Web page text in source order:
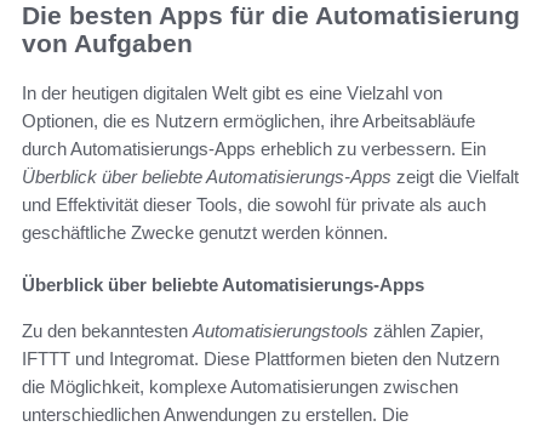
Die besten Apps für die Automatisierung
von Aufgaben
In der heutigen digitalen Welt gibt es eine Vielzahl von
Optionen, die es Nutzern ermöglichen, ihre Arbeitsabläufe
durch Automatisierungs-Apps erheblich zu verbessern. Ein
Überblick über beliebte Automatisierungs-Apps zeigt die Vielfalt
und Effektivität dieser Tools, die sowohl für private als auch
geschäftliche Zwecke genutzt werden können.
Überblick über beliebte Automatisierungs-Apps
Zu den bekanntesten Automatisierungstools zählen Zapier,
IFTTT und Integromat. Diese Plattformen bieten den Nutzern
die Möglichkeit, komplexe Automatisierungen zwischen
unterschiedlichen Anwendungen zu erstellen. Die